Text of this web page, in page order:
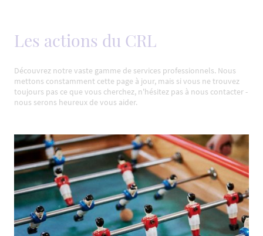
Les actions du CRL
Découvrez notre vaste gamme de services professionnels. Nous
mettons constamment cette page à jour, mais si vous ne trouvez
toujours pas ce que vous cherchez, n'hésitez pas à nous contacter -
nous serons heureux de vous aider.